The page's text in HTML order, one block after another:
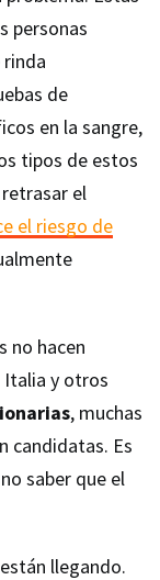
personas
de
en la sangre,
tipos de estos
el
el riesgo de
no hacen
Italia y otros
, muchas
candidatas. Es
saber que el
llegando.